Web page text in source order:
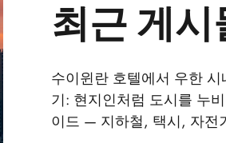
최근 게시
수이윈란 호텔에서 우한
기: 현지인처럼 도시를 누
이드 — 지하철, 택시, 자전